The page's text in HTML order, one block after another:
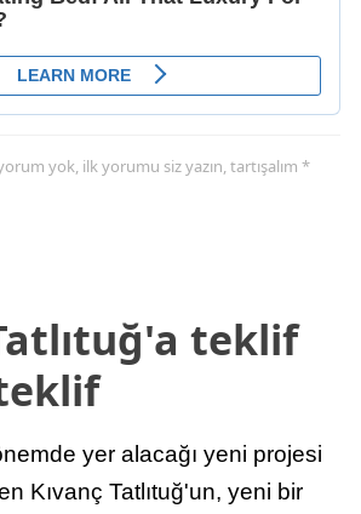
yok, ilk yorumu siz yazın, tartışalım *
teklif
yer alacağı yeni projesi
Kıvanç Tatlıtuğ'un, yeni bir